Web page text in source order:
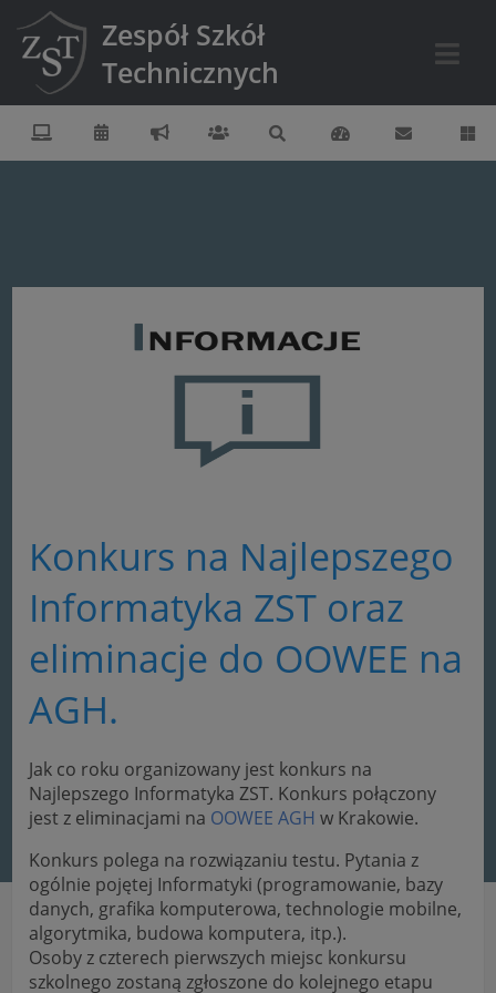
Zespół Szkół
Technicznych
Konkurs na Najlepszego
Informatyka ZST oraz
eliminacje do OOWEE na
AGH.
Jak co roku organizowany jest konkurs na
Najlepszego Informatyka ZST. Konkurs połączony
jest z eliminacjami na OOWEE AGH w Krakowie.
Konkurs polega na rozwiązaniu testu. Pytania z
ogólnie pojętej Informatyki (programowanie, bazy
danych, grafika komputerowa, technologie mobilne,
algorytmika, budowa komputera, itp.).
Osoby z czterech pierwszych miejsc konkursu
szkolnego zostaną zgłoszone do kolejnego etapu